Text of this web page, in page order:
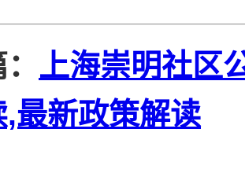
上海崇明社区
,最新政策解读